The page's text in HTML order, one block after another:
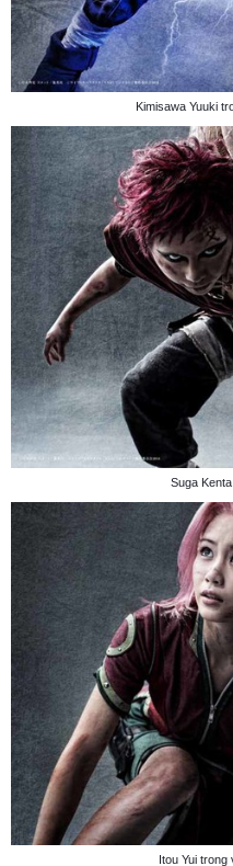
Kimisawa Yuuki
Suga
Itou Yui trong